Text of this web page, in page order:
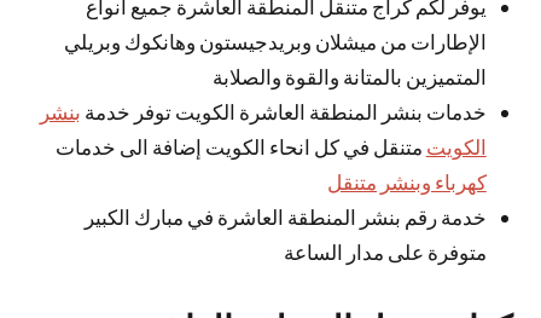
يوفر لكم كراج متنقل المنطقة العاشرة جميع أنواع
الإطارات من ميشلان وبريدجيستون وهانكوك وبريلي
المتميزين بالمتانة والقوة والصلابة
خدمات بنشر المنطقة العاشرة الكويت توفر خدمة بنشر
الكويت متنقل في كل انحاء الكويت إضافة الى خدمات
كهرباء وبنشر متنقل
خدمة رقم بنشر المنطقة العاشرة في مبارك الكبير
متوفرة على مدار الساعة